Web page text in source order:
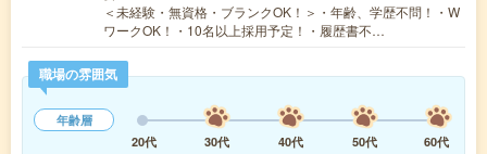
＜未経験・無資格・ブランクOK！＞・年齢、学歴不問！・W
ワークOK！・10名以上採用予定！・履歴書不…
職場の雰囲気
年齢層
20代
30代 40代 50代
60代